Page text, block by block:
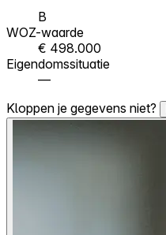
B
WOZ-waarde
€ 498.000
Eigendomssituatie
—
Kloppen je gegevens niet?